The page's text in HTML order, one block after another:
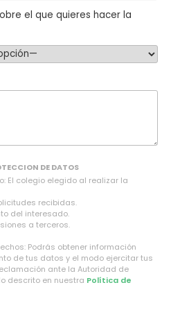
el que quieres hacer la
DE DATOS
El colegio elegido al realizar la
recibidas.
del interesado.
a terceros.
Podrás obtener información
de tus datos y el modo ejercitar tus
ante la Autoridad de
descrito en nuestra Política de